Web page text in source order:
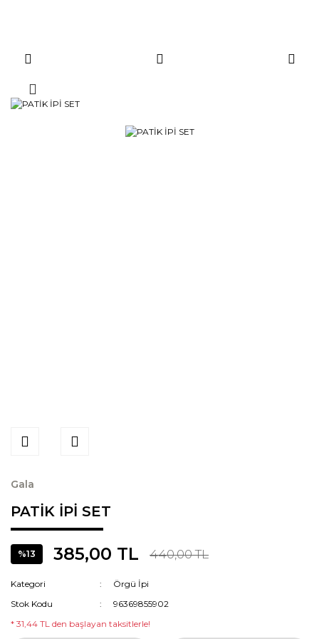
Gala
PATİK İPİ SET
%13 385,00 TL 440,00 TL
Kategori
Örgü İpi
Stok Kodu
96369855902
* 31,44 TL den başlayan taksitlerle!